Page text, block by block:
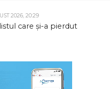
2026, 20:29
care și-a pierdut